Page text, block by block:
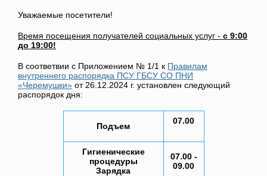
Уважаемые посетители!
Время посещения получателей социальных услуг - с 9:00
до 19:00!
В соответвии с Приложением № 1/1 к Правилам
внутреннего распорядка ПСУ ГБСУ СО ПНИ
«Черемушки» от 26.12.2024 г. установлен следующий
распорядок дня:
Подъем
07.00
Гигиенические
процедуры
Зарядка
07.00 -
09.00